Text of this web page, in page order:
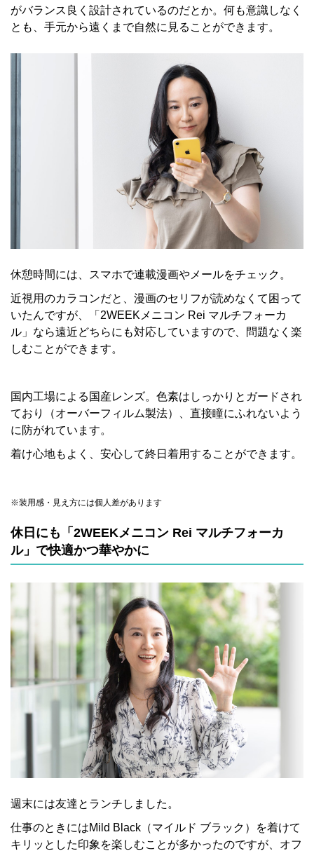
がバランス良く設計されているのだとか。何も意識しなく
とも、手元から遠くまで自然に見ることができます。
休憩時間には、スマホで連載漫画やメールをチェック。
近視用のカラコンだと、漫画のセリフが読めなくて困って
いたんですが、「2WEEKメニコン Rei マルチフォーカ
ル」なら遠近どちらにも対応していますので、問題なく楽
しむことができます。
国内工場による国産レンズ。色素はしっかりとガードされ
ており（オーバーフィルム製法）、直接瞳にふれないよう
に防がれています。
着け心地もよく、安心して終日着用することができます。
※装用感・見え方には個人差があります
休日にも「2WEEKメニコン Rei マルチフォーカ
ル」で快適かつ華やかに
週末には友達とランチしました。
仕事のときにはMild Black（マイルド ブラック）を着けて
キリッとした印象を楽しむことが多かったのですが、オフ